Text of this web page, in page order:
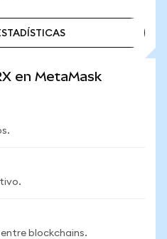
en MetaMask
entre blockchains.